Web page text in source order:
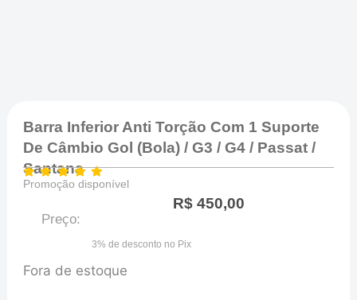
Barra Inferior Anti Torção Com 1 Suporte
De Câmbio Gol (Bola) / G3 / G4 / Passat /
Santana
Promoção disponível
Preço:
R$450,00
3% de desconto no Pix
Fora de estoque